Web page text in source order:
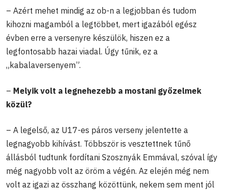
– Azért mehet mindig az ob-n a legjobban és tudom
kihozni magamból a legtöbbet, mert igazából egész
évben erre a versenyre készülök, hiszen ez a
legfontosabb hazai viadal. Úgy tűnik, ez a
„kabalaversenyem”.
– Melyik volt a legnehezebb a mostani győzelmek
közül?
– A legelső, az U17-es páros verseny jelentette a
legnagyobb kihívást. Többször is vesztettnek tűnő
állásból tudtunk fordítani Szosznyák Emmával, szóval így
még nagyobb volt az öröm a végén. Az elején még nem
volt az igazi az összhang közöttünk, nekem sem ment jól